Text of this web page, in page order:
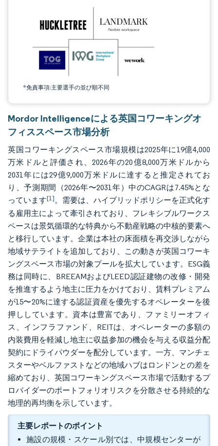
*免責事項:主要選手の並び順不同
Mordor Intelligenceによる英国コワーキングオ
フィススペース市場分析
英国コワーキングスペース市場規模は2025年に19億4,000
万米ドルと評価され、2026年の20億8,000万米ドルから
2031年には29億9,000万米ドルに達すると推定されてお
り、予測期間（2026年〜2031年）中のCAGRは7.45%とな
っています[1]。需要は、ハイブリッドポリシーを正式化す
る雇用主によって牽引されており、フレキシブルワークス
ペースは景気循環的な特典から不動産戦略の中核的要素へ
と移行しています。企業は本社の床面積を再交渉しながら
地域サテライトを追加しており、この動きが英国コワーキ
ングスペース市場の対象プールを拡大しています。ESG義
務は同時に、BREEAMおよびLEED認証建物の改修・開発
を推進するよう地主に圧力をかけており、賃料プレミアム
が15〜20%に達する認証資産を優先するオペレーターを後
押ししています。資本は豊富であり、ファミリーオフィ
ス、インフラファンド、REITは、オペレーターの多額の
内装費用を軽減し地主に収益参加の機会を与える収益分配
契約にドライパウダーを配分しています。一方、マンチェ
スターやベルファストなどの地域ハブはロンドンとの差を
縮めており、英国コワーキングスペース市場で活動するプ
ロバイダーのポートフォリオリスクを分散させる持続的な
地理的再均衡を示しています。
主要レポートのポイント
施設の規模・スケール別では、中規模センターが